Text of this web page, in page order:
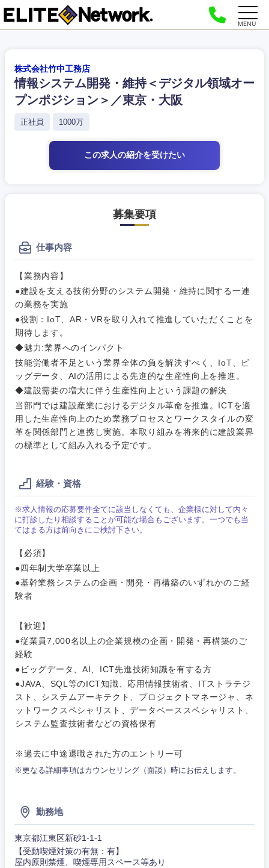
MENU
株式会社竹中工務店
情報システム開発・維持＜デジタル領域オー
プンポジション＞／東京・大阪
正社員 1000万
この求人の紹介を受けたい
募集要項
仕事内容
【業務内容】
●建設を支える技術分野のシステム開発・維持に関する一連
の業務を実施
●役割：IoT、AR・VRを取り入れて推進していただくことを
期待します。
◆魅力:業界へのインパクト
技能労働者不足という業界全体の負を解決すべく、IoT、ビ
ッグデータ、AIの活用による先進的な生産性向上を推進。
◆建設需要の増大に伴う生産性向上という課題の解決
当部門では建設産業におけるデジタル革命を推進。ICTを適
用した生産性向上のため業務プロセスとワークスタイルの変
革を関係部門と連携し実施。本取り組みを将来的に建設業界
の標準として組み入れる予定です。
経験・資格
※求人情報の応募要件全てに該当しなくても、企業様に対して内々
に打診したり相談することが可能な場合もございます。一つでも当
てはまる方は前向きにご検討下さい。
【必須】
●四年制大学卒業以上
●基幹業務システムの企画・開発・再構築のいずれかのご経
験者
【歓迎】
●従業員7,000名以上の企業規模の企画・開発・再構築のご
経験
●ビッグデータ、AI、ICT先進技術知識を有する方
●JAVA、SQL等のICT知識、応用情報技術者、ITストラテジ
スト、システムアーキテクト、プロジェクトマネージャ、ネ
ットワークスペシャリスト、データベーススペシャリスト、
システム監査技術者などの資格保有
※過去に中途退職された方のエントリー可
※更なる詳細事項はカウンセリング（面談）時にお伝えします。
勤務地
東京都江東区新砂1-1-1
【受動喫煙対策の有無：有】
屋内原則禁煙、喫煙専用スペース等あり
ご希望の職種を選択してください
経営企
画・事業
企画
経営ボー
管理
SCM
人事
マーケテ
営業
クリエイ
ティブ
コンサル
専門職
（IT）、
Webサー
ビス・制
作、ゲー
ム
すべての経営企画・事業企
画
新規事業企画・立上げ
経営企画
ご希望の職種を選択してください
経営企画・事業企画
経営ボード
SCM
人事
マーケティング
営業
クリエイティブ
コンサルタント
専門職
技術職（IT）、Webサービス・制作、ゲーム
技術職（モノづくり）
不動産専門職
ご希望の業界を選択してください
商社・卸
エネルギー・資源・環境
電気・電子・半導体
食品・化粧品・アパレル・消費財
建設・不動産
倉庫・運輸・物流
WEBサービス
ご希望の勤務地を選択してください
北海道・東北地方
北海道 青森県
福島県
ご希望条件を入力ください
希望年収
20代
こだわり条件を入力ください
業
外資系企業 英語を活かす
フルリモート
年間休日120日以
上
完全週休2日制